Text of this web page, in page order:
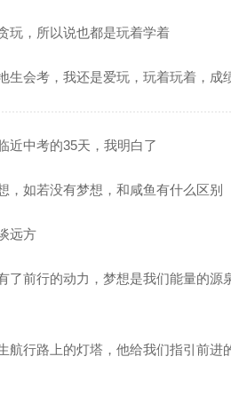
玩，所以说也都是玩着学着
生会考，我还是爱玩，玩着玩着，成
近中考的35天，我明白了
，如若没有梦想，和咸鱼有什么区别
远方
了前行的动力，梦想是我们能量的源
航行路上的灯塔，他给我们指引前进